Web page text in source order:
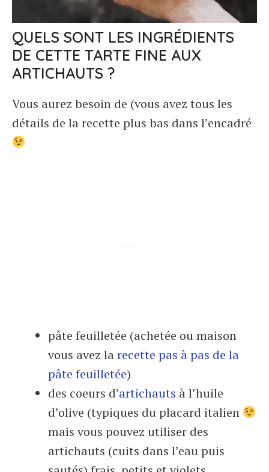
QUELS SONT LES INGRÉDIENTS
DE CETTE TARTE FINE AUX
ARTICHAUTS ?
Vous aurez besoin de (vous avez tous les
détails de la recette plus bas dans l’encadré
pâte feuilletée (achetée ou maison
vous avez larecette pas à pas de la
pâte feuilletée)
des coeurs d’artichauts à l’huile
d’olive (typiques du placard italien
mais vous pouvez utiliser des
artichauts (cuits dans l’eau puis